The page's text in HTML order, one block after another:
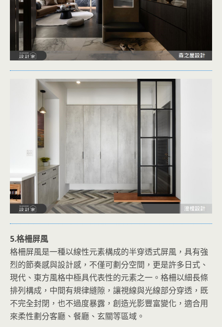
5.格柵屏風
格柵屏風是一種以線性元素構成的半穿透式屏風，具有強
烈的節奏感與設計感，不僅可劃分空間，更是許多日式、
現代、東方風格中極具代表性的元素之一。格柵以細長條
排列構成，中間有規律縫隙，讓視線與光線部分穿透，既
不完全封閉，也不過度暴露，創造光影豐富變化，適合用
來柔性劃分客廳、餐廳、玄關等區域。